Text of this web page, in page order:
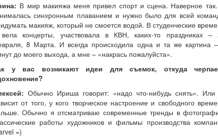
В мир макияжа меня привел спорт и сцена. Наверное
синхронным плаванием и нужно было для всей
макияж, который не смоется водой. В студенческие
концерты, участвовала в КВН, каких-то праздниках –
8 Марта. И всегда происходила одна и та же картина
до моего выхода, а мне – «накрась пожалуйста».
у вас возникают идеи для съемок, откуда
Обычно Ириша говорит: «надо что-нибудь снять».
от того, у кого творческое настроение и свободного
Обычно я отсматриваю современные тренды в
работы художников и фильмы производства
=)